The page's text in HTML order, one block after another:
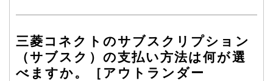
三菱コネクトのサブスクリプション
（サブスク）の支払い方法は何が選
べますか。［アウトランダー